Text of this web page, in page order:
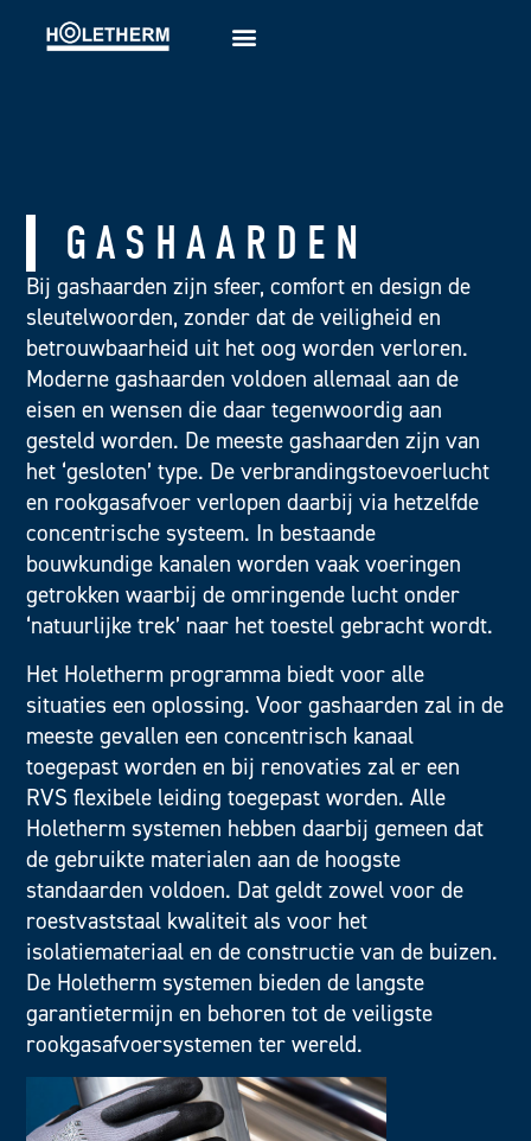
GASHAARDEN
Bij gashaarden zijn sfeer, comfort en design de
sleutelwoorden, zonder dat de veiligheid en
betrouwbaarheid uit het oog worden verloren.
Moderne gashaarden voldoen allemaal aan de
eisen en wensen die daar tegenwoordig aan
gesteld worden. De meeste gashaarden zijn van
het ‘gesloten’ type. De verbrandingstoevoerlucht
en rookgasafvoer verlopen daarbij via hetzelfde
concentrische systeem. In bestaande
bouwkundige kanalen worden vaak voeringen
getrokken waarbij de omringende lucht onder
‘natuurlijke trek’ naar het toestel gebracht wordt.
Het Holetherm programma biedt voor alle
situaties een oplossing. Voor gashaarden zal in de
meeste gevallen een concentrisch kanaal
toegepast worden en bij renovaties zal er een
RVS flexibele leiding toegepast worden. Alle
Holetherm systemen hebben daarbij gemeen dat
de gebruikte materialen aan de hoogste
standaarden voldoen. Dat geldt zowel voor de
roestvaststaal kwaliteit als voor het
isolatiemateriaal en de constructie van de buizen.
De Holetherm systemen bieden de langste
garantietermijn en behoren tot de veiligste
rookgasafvoersystemen ter wereld.